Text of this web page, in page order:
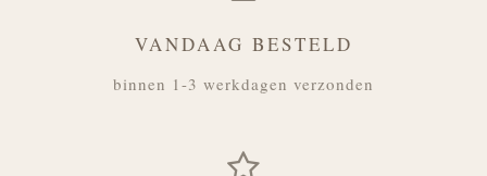
VANDAAG BESTELD
binnen 1-3 werkdagen verzonden